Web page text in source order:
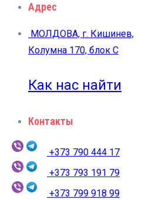
Адрес
МОЛДОВА, г. Кишинев,
Колумна 170, блок C
Как нас найти
Контакты
+373 790 444 17
+373 793 191 79
+373 799 918 99